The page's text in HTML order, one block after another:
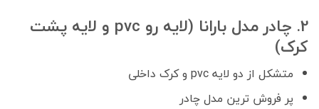
2. چادر مدل بارانا (لایه رو pvc و لایه پشت
کرک)
متشکل از دو لایه pvc و کرک داخلی
پر فروش ترین مدل چادر